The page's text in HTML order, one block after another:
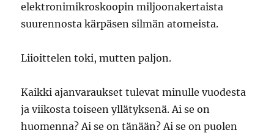
elektronimikroskoopin miljoonakertaista
suurennosta kärpäsen silmän atomeista.
Liioittelen toki, mutten paljon.
Kaikki ajanvaraukset tulevat minulle vuodesta
ja viikosta toiseen yllätyksenä. Ai se on
huomenna? Ai se on tänään? Ai se on puolen